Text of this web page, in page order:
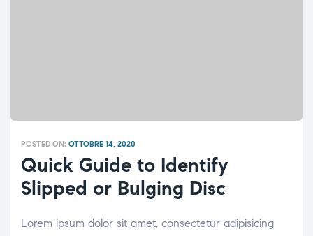
POSTED ON: OTTOBRE 14, 2020
Quick Guide to Identify
Slipped or Bulging Disc
Lorem ipsum dolor sit amet, consectetur adipisicing